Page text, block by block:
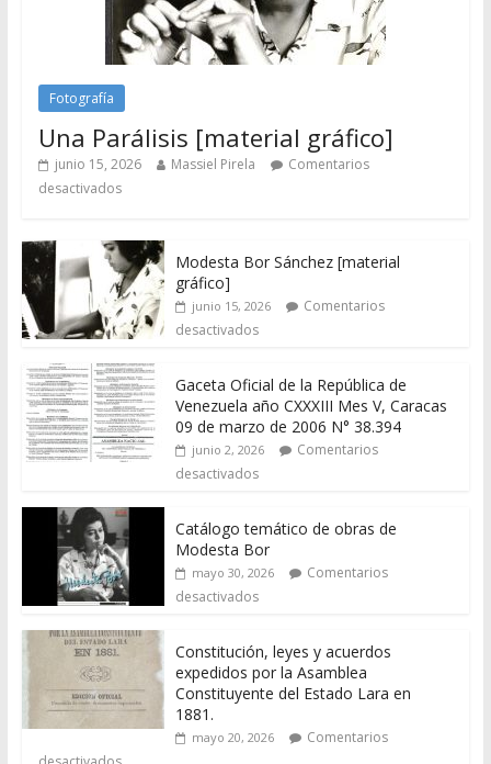
Fotografía
Una Parálisis [material gráfico]
junio 15, 2026 Massiel Pirela
Comentarios
desactivados
Modesta Bor Sánchez [material
gráfico]
junio 15, 2026
Comentarios
desactivados
Gaceta Oficial de la República de
Venezuela año CXXXIII Mes V, Caracas
09 de marzo de 2006 N° 38.394
junio 2, 2026
Comentarios
desactivados
Catálogo temático de obras de
Modesta Bor
mayo 30, 2026
Comentarios
desactivados
Constitución, leyes y acuerdos
expedidos por la Asamblea
Constituyente del Estado Lara en
1881.
mayo 20, 2026
Comentarios